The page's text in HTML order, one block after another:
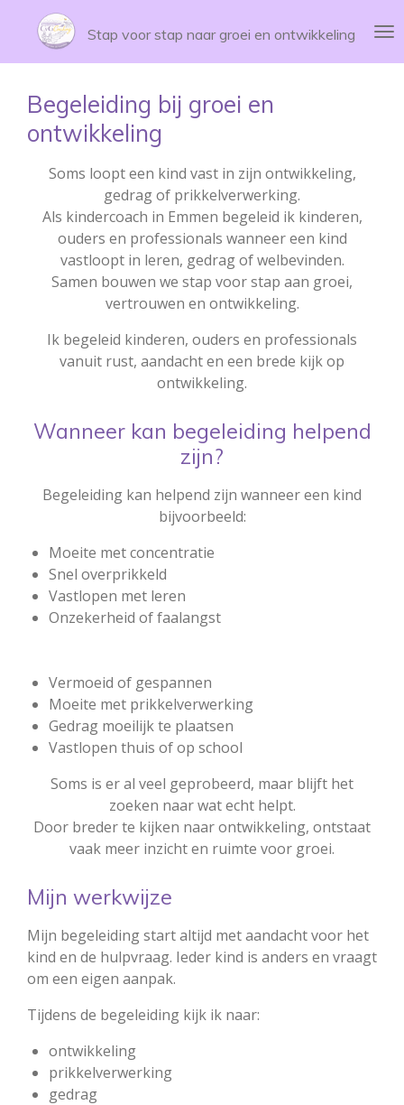
direct
naar
hoofdinhoud
Stap voor stap naar groei en ontwikkeling
Begeleiding bij groei en
ontwikkeling
Soms loopt een kind vast in zijn ontwikkeling,
gedrag of prikkelverwerking.
Als kindercoach in Emmen begeleid ik kinderen,
ouders en professionals wanneer een kind
vastloopt in leren, gedrag of welbevinden.
Samen bouwen we stap voor stap aan groei,
vertrouwen en ontwikkeling.
Ik begeleid kinderen, ouders en professionals
vanuit rust, aandacht en een brede kijk op
ontwikkeling.
Wanneer kan begeleiding helpend
zijn?
Begeleiding kan helpend zijn wanneer een kind
bijvoorbeeld:
Moeite met concentratie
Snel overprikkeld
Vastlopen met leren
Onzekerheid of faalangst
Vermoeid of gespannen
Moeite met prikkelverwerking
Gedrag moeilijk te plaatsen
Vastlopen thuis of op school
Soms is er al veel geprobeerd, maar blijft het
zoeken naar wat echt helpt.
Door breder te kijken naar ontwikkeling, ontstaat
vaak meer inzicht en ruimte voor groei.
Mijn werkwijze
Mijn begeleiding start altijd met aandacht voor het
kind en de hulpvraag. Ieder kind is anders en vraagt
om een eigen aanpak.
Tijdens de begeleiding kijk ik naar:
ontwikkeling
prikkelverwerking
gedrag